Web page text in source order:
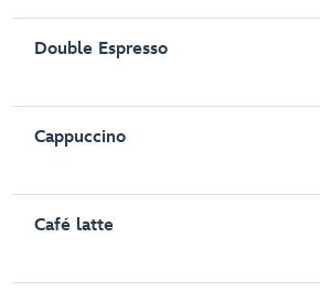
Double Espresso
Cappuccino
Café latte